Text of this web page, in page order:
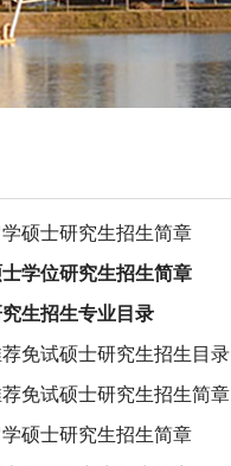
硕士研究生招生简章
学位研究生招生简章
生招生专业目录
免试硕士研究生招生目录
免试硕士研究生招生简章
硕士研究生招生简章